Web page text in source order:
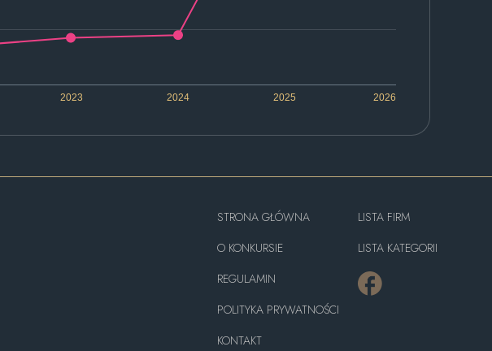
2023 2024 2025 2026
STRONA GŁÓWNA
O KONKURSIE
REGULAMIN
POLITYKA PRYWATNOŚCI
KONTAKT
LISTA FIRM
LISTA KATEGORII